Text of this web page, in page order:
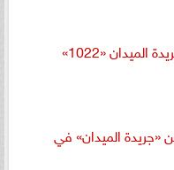
«1022»
«جريدة الميدان» في